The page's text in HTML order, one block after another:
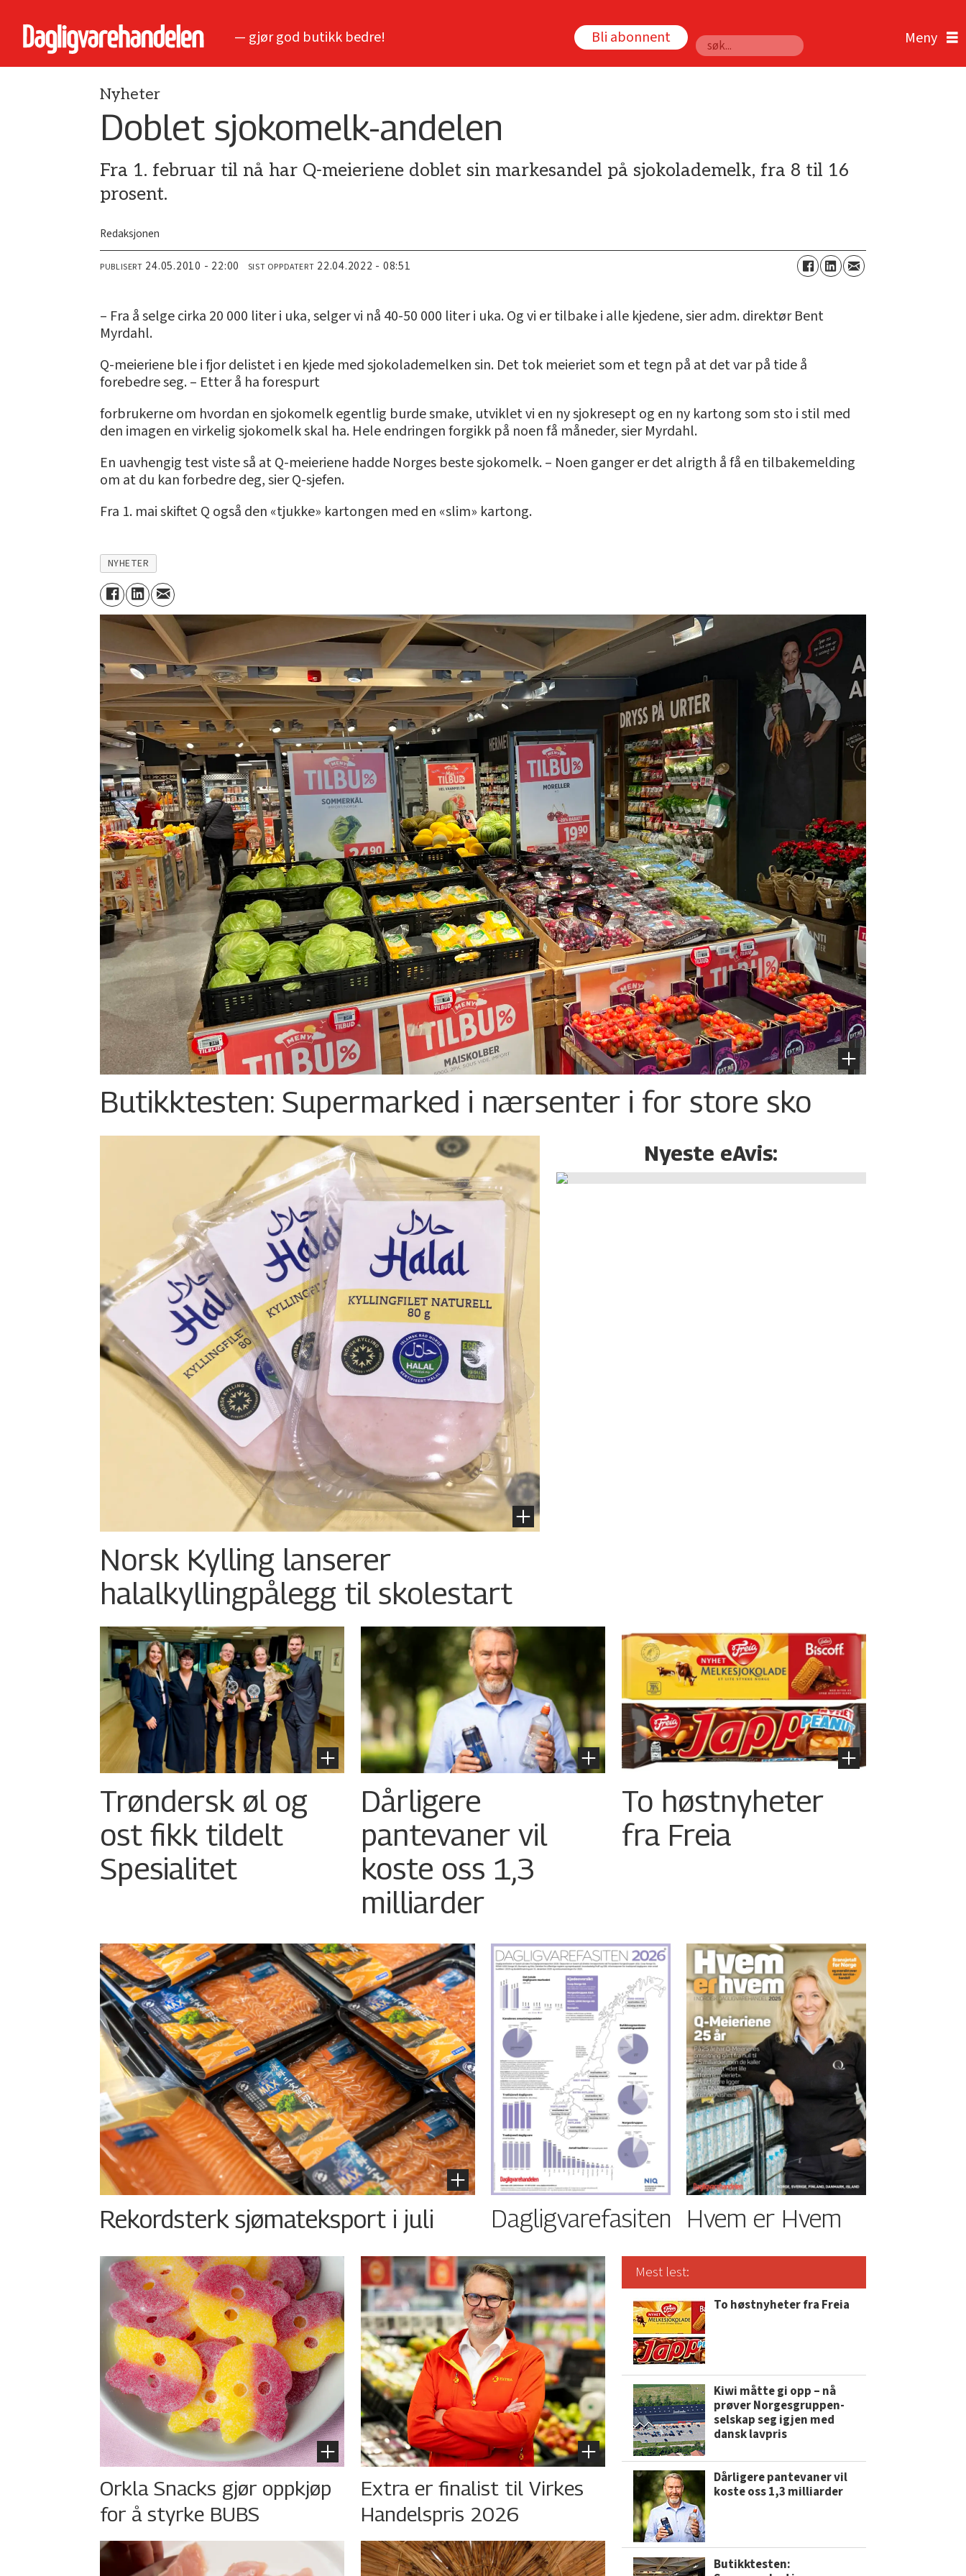
— gjør god butikk bedre! Bli abonnent
Søk
Nyheter
Doblet sjokomelk-andelen
Fra 1. februar til nå har Q-meieriene doblet sin markesandel på sjokolademelk, fra 8 til 16
prosent.
Redaksjonen
PUBLISERT 24.05.2010 - 22:00 SIST OPPDATERT 22.04.2022 - 08:51
– Fra å selge cirka 20 000 liter i uka, selger vi nå 40-50 000 liter i uka. Og vi er tilbake i alle kjedene, sier adm. direktør Bent
Myrdahl.
Q-meieriene ble i fjor delistet i en kjede med sjokolademelken sin. Det tok meieriet som et tegn på at det var på tide å
forebedre seg. – Etter å ha forespurt
forbrukerne om hvordan en sjokomelk egentlig burde smake, utviklet vi en ny sjokresept og en ny kartong som sto i stil med
den imagen en virkelig sjokomelk skal ha. Hele endringen forgikk på noen få måneder, sier Myrdahl.
En uavhengig test viste så at Q-meieriene hadde Norges beste sjokomelk. – Noen ganger er det alrigth å få en tilbakemelding
om at du kan forbedre deg, sier Q-sjefen.
Fra 1. mai skiftet Q også den «tjukke» kartongen med en «slim» kartong.
NYHETER
Butikktesten: Supermarked i nærsenter i for store sko
Norsk Kylling lanserer
halalkylling­pålegg til skolestart
Nyeste eAvis:
Trøndersk øl og
ost fikk tildelt
Spesialitet
Dårligere
pantevaner vil
koste oss 1,3
milliarder
To høstnyheter
fra Freia
Rekordsterk sjømateksport i juli Dagligvarefasiten Hvem er Hvem
Orkla Snacks gjør oppkjøp
for å styrke BUBS
Extra er finalist til Virkes
Handelspris 2026
Mest lest:
To høstnyheter fra Freia
Kiwi måtte gi opp – nå
prøver Norgesgruppen-
selskap seg igjen med
dansk lavpris
Dårligere pantevaner vil
koste oss 1,3 milliarder
Butikktesten: